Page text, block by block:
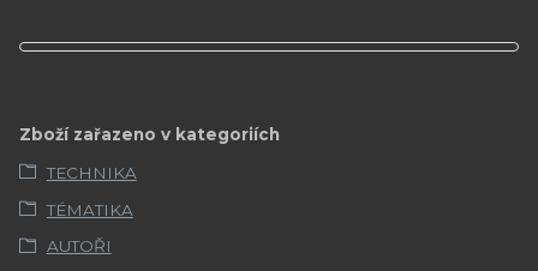
Zboží zařazeno v kategoriích
TECHNIKA
TÉMATIKA
AUTOŘI